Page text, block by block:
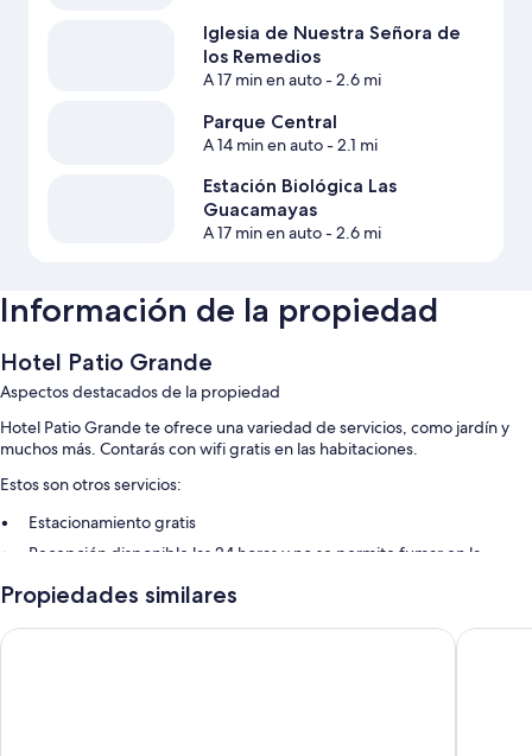
Iglesia de Nuestra Señora de
los Remedios
A 17 min en auto- 2.6 mi
Parque Central
A 14 min en auto- 2.1 mi
Estación Biológica Las
Guacamayas
A 17 min en auto- 2.6 mi
Información de la propiedad
Hotel Patio Grande
Aspectos destacados de la propiedad
Hotel Patio Grande te ofrece una variedad de servicios, como jardín y
muchos más. Contarás con wifi gratis en las habitaciones.
Estos son otros servicios:
Estacionamiento gratis
Recepción disponible las 24 horas y no se permite fumar en la
Propiedades similares
Ramada Tikal Isla De Flores Hotel Hotel &